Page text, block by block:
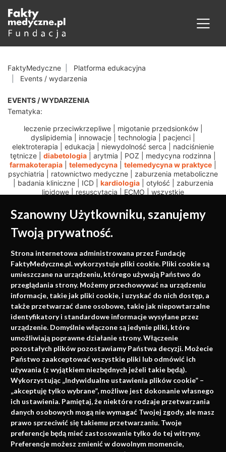
Szanowny Użytkowniku, szanujemy
Twoją prywatność.
Strona internetowa administrowana przez Fundację
FaktyMedyczne.pl. wykorzystuje pliki cookie. Pliki cookie są
umieszczane na urządzeniu, którego używają Państwo do
przeglądania strony. Możemy przechowywać na urządzeniu
informacje, takie jak pliki cookie, i uzyskać do nich dostęp, a
także przetwarzać dane osobowe, takie jak niepowtarzalne
identyfikatory i standardowe informacje wysyłane przez
urządzenie. Domyślnie włączone są jedynie pliki, które
umożliwiają poprawne działanie strony. Włączenie
pozostałych plików pozostawiamy Państwa decyzji. Możecie
Państwo zaakceptować wszystkie pliki lub odmówić ich
używania (z wyjątkiem niezbędnych jeżeli takie będą).
Wykorzystując „Indywidualne ustawienia plików cookie” –
„akceptuję tylko wybrane”, możliwe jest dokonanie własnego
ich ustawienia. Pamiętaj, że niektóre rodzaje przetwarzania
danych osobowych mogą nie wymagać Twojej zgody, ale masz
prawo sprzeciwić się takiemu przetwarzaniu. Twoje
preferencje będą mieć zastosowanie tylko do tej witryny.
Preferencje możesz zmienić w dowolnym momencie,
FaktyMedyczne
Platforma edukacyjna
Events / wydarzenia
EVENTS / WYDARZENIA
Tematyka:
leczenie przeciwkrzepliwe| migotanie przedsionków|
dyslipidemia
innowacje technologia pacjenci
elektroterapia
edukacja niewydolność serca
nadciśnienie
tętnicze
diabetologia arytmia POZ medycyna rodzinna
farmakoterapia
telemedycyna telemedycyna w praktyce
psychiatria
ratownictwo medyczne
zaburzenia metaboliczne
badania kliniczne| ICD| kardiologia| otyłość
zaburzenia
lipidowe
resuscytacja ECMO wszystkie
Medycyna oparta na
faktach
Konferencje, szkolenia, e-learning, wydawnictwo
Napisz do nas
info@faktymedyczne.pl
ul. Towarowa 2
43-460 Wisła